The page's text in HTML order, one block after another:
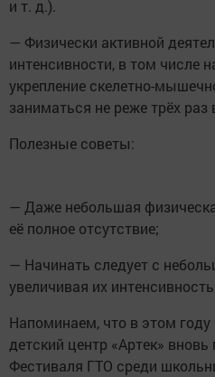
и т. д.).
— Физически активной
интенсивности, в том числе
укрепление скелетно-
заниматься не реже трёх раз
Полезные советы:
— Даже небольшая
её полное отсутствие;
— Начинать следует с
увеличивая их
Напоминаем, что в этом
детский центр «Артек»
Фестиваля ГТО среди